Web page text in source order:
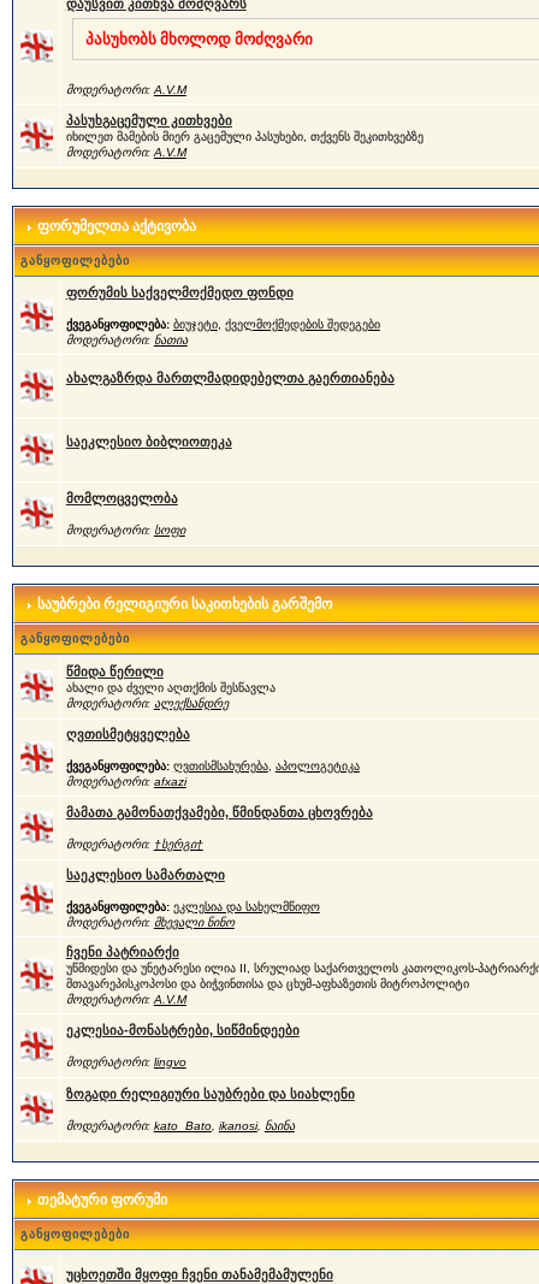
დაუსვით კითხვა მოძღვარს
პასუხობს მხოლოდ მოძღვარი
მოდერატორი: A.V.M
პასუხგაცემული კითხვები
იხილეთ მამების მიერ გაცემული პასუხები, თქვენს შეკითხვებზე
მოდერატორი: A.V.M
ფორუმელთა აქტივობა
განყოფილებები
ფორუმის საქველმოქმედო ფონდი
ქვეგანყოფილება: ბიუჯეტი, ქველმოქმედების შედეგები
მოდერატორი: ნათია
ახალგაზრდა მართლმადიდებელთა გაერთიანება
საეკლესიო ბიბლიოთეკა
მომლოცველობა
მოდერატორი: სოფი
საუბრები რელიგიური საკითხების გარშემო
განყოფილებები
წმიდა წერილი
ახალი და ძველი აღთქმის შესწავლა
მოდერატორი: ალექსანდრე
ღვთისმეტყველება
ქვეგანყოფილება: ღვთისმსახურება, აპოლოგეტიკა
მოდერატორი: afxazi
მამათა გამონათქვამები, წმინდანთა ცხოვრება
მოდერატორი: †სერგი†
საეკლესიო სამართალი
ქვეგანყოფილება: ეკლესია და სახელმწიფო
მოდერატორი: მხევალი ნინო
ჩვენი პატრიარქი
უწმიდესი და უნეტარესი ილია II, სრულიად საქართველოს კათოლიკოს-
მთავარეპისკოპოსი და ბიჭვინთისა და ცხუმ-აფხაზეთის მიტროპოლიტი
მოდერატორი: A.V.M
ეკლესია-მონასტრები, სიწმინდეები
მოდერატორი: lingvo
ზოგადი რელიგიური საუბრები და სიახლენი
მოდერატორი: kato_Bato, ikanosi, ნაინა
თემატური ფორუმი
განყოფილებები
უცხოეთში მყოფი ჩვენი თანამემამულენი